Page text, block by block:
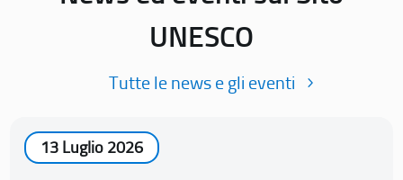
UNESCO
Tutte le news e gli eventi
13 Luglio 2026